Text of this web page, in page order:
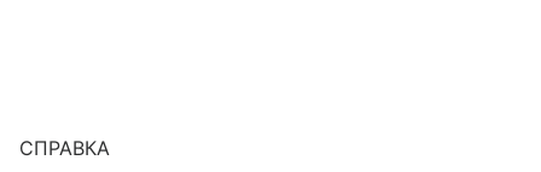
СПРАВКА